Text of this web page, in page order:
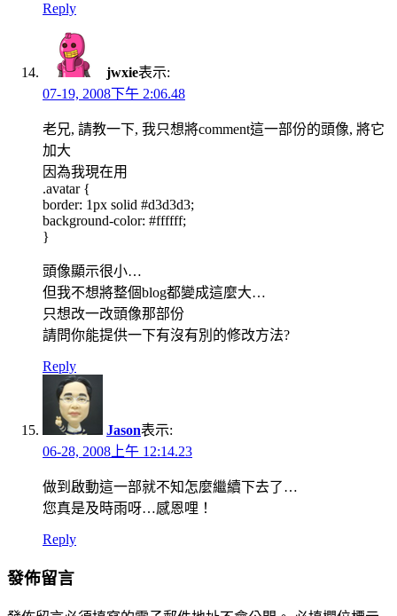
Reply
jwxie表示:
07-19, 2008下午 2:06.48
老兄, 請教一下, 我只想將comment這一部份的頭像, 將它
加大
因為我現在用
.avatar {
border: 1px solid #d3d3d3;
background-color: #ffffff;
}
頭像顯示很小…
但我不想將整個blog都變成這麼大…
只想改一改頭像那部份
請問你能提供一下有沒有別的修改方法?
Reply
Jason表示:
06-28, 2008上午 12:14.23
做到啟動這一部就不知怎麼繼續下去了…
您真是及時雨呀…感恩哩！
Reply
發佈留言